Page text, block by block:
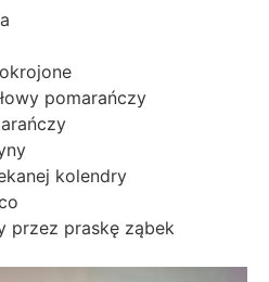
pomarańczy
kolendry
przez praskę ząbek